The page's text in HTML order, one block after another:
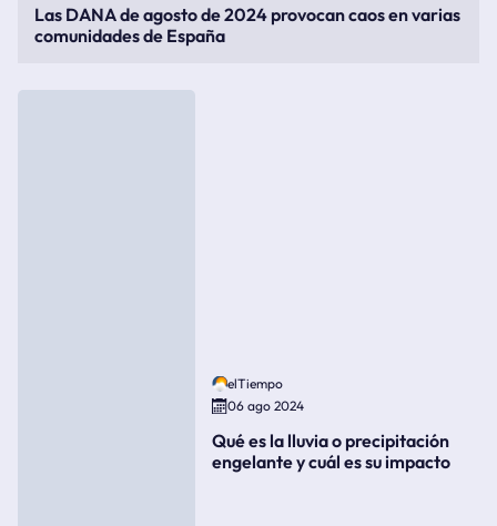
Las DANA de agosto de 2024 provocan caos en varias
comunidades de España
elTiempo
06 ago 2024
Qué es la lluvia o precipitación
engelante y cuál es su impacto